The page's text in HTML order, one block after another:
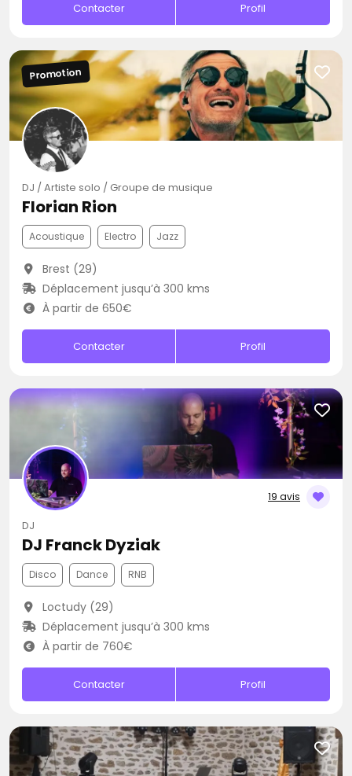
Contacter Profil
Promotion
DJ / Artiste solo / Groupe de musique
Florian Rion
Acoustique Electro Jazz
Brest (29)
Déplacement jusqu’à 300 kms
À partir de 650€
Contacter Profil
19 avis
DJ
DJ Franck Dyziak
Disco Dance RNB
Loctudy (29)
Déplacement jusqu’à 300 kms
À partir de 760€
Contacter Profil